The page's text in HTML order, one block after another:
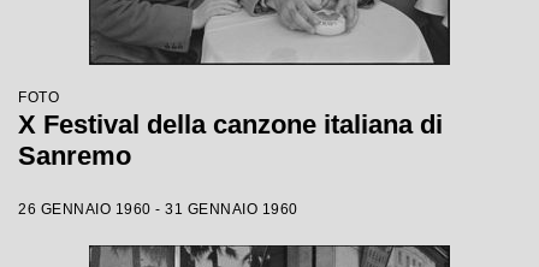
FOTO
X Festival della canzone italiana di
Sanremo
26 GENNAIO 1960 - 31 GENNAIO 1960